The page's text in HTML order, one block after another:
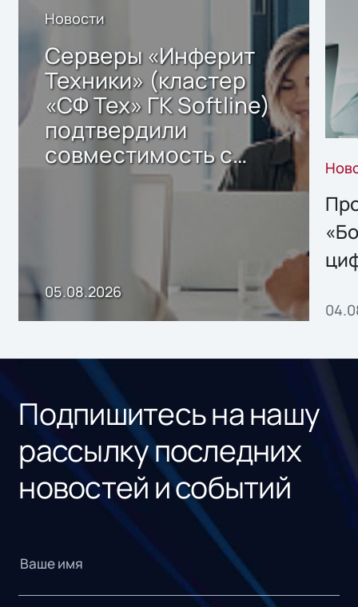
Новости
Серверы «Инферит
Техники» (кластер
«СФ Тех» ГК Softline)
подтвердили
совместимость с
решением Sharx
05.08.2026
Подпишитесь на нашу
рассылку последних
новостей и событий